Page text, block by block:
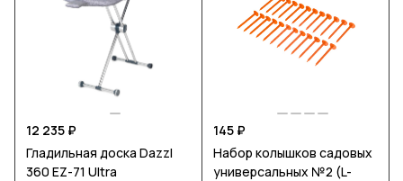
12 235 ₽
Гладильная доска Dazzl
360 EZ-71 Ultra
145 ₽
Набор колышков садовых
универсальных №2 (L-